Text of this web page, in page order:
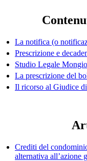
La notifica (o
Prescrizione e
Studio Legale
La prescrizione del
Il ricorso al Giudice
Crediti del
alternativa all’azione